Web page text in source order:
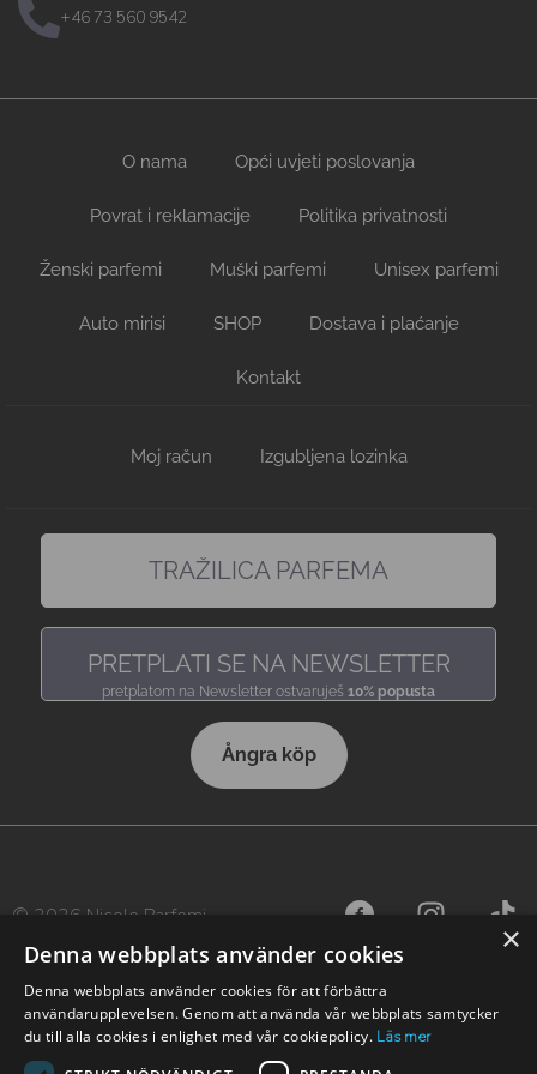
+46 73 560 9542
O nama Opći uvjeti poslovanja
Povrat i reklamacije Politika privatnosti
Ženski parfemi Muški parfemi Unisex parfemi
Auto mirisi SHOP Dostava i plaćanje
Kontakt
Moj račun Izgubljena lozinka
TRAŽILICA PARFEMA
PRETPLATI SE NA NEWSLETTER
pretplatom na Newsletter ostvaruješ 10% popusta
Ångra köp
© 2026 Nicole Parfemi
×
Denna webbplats använder cookies
Denna webbplats använder cookies för att förbättra
användarupplevelsen. Genom att använda vår webbplats samtycker
du till alla cookies i enlighet med vår cookiepolicy. Läs mer